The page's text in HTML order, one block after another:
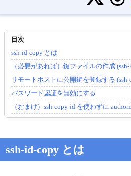
ssh-id-copy とは
（必要があれば）鍵ファイルの作成
リモートホストに公開鍵を登録する
パスワード認証を無効にする
（おまけ）ssh-copy-id を使わずに
ssh-id-copy とは